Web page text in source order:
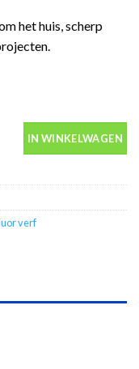
het huis, scherp
IN WINKELWAGEN
verf